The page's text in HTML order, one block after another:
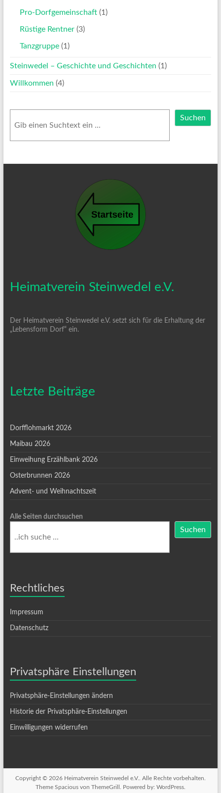
Pro-Dorfgemeinschaft(1)
Rüstige Rentner(3)
Tanzgruppe(1)
Steinwedel – Geschichte und Geschichten (1)
Willkommen (4)
Suchen
Heimatverein Steinwedel e.V.
Der Heimatverein Steinwedel e.V. setzt sich für die Erhaltung der
„Lebensform Dorf“ ein.
Letzte Beiträge
Dorfflohmarkt 2026
Maibau 2026
Einweihung Erzählbank 2026
Osterbrunnen 2026
Advent- und Weihnachtszeit
Alle Seiten durchsuchen
Suchen
Rechtliches
Impressum
Datenschutz
Privatsphäre Einstellungen
Privatsphäre-Einstellungen ändern
Historie der Privatsphäre-Einstellungen
Einwilligungen widerrufen
Copyright © 2026 Heimatverein Steinwedel e.V.
. Alle Rechte vorbehalten.
Theme Spaciousvon ThemeGrill. Powered by: WordPress.